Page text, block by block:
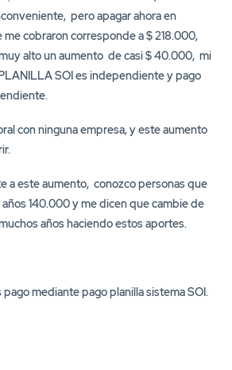
pero apagar ahora en
cobraron corresponde a $ 218.000,
alto un aumento de casi $ 40.000, mi
SOI es independiente y pago
con ninguna empresa, y este aumento
a este aumento, conozco personas que
140.000 y me dicen que cambie de
años haciendo estos aportes.
mediante pago planilla sistema SOI.